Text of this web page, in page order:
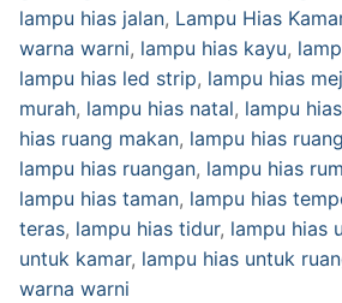
lampu hias jalan, Lampu Hias
warna warni, lampu hias kayu,
lampu hias led strip, lampu hias
murah, lampu hias natal, lampu
hias ruang makan, lampu hias
lampu hias ruangan, lampu hias
lampu hias taman, lampu hias
teras, lampu hias tidur, lampu hias
untuk kamar, lampu hias untuk
warna warni